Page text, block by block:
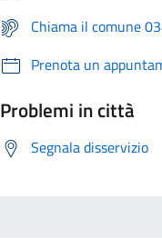
Chiama il comune
Prenota un
Problemi in città
Segnala disservizio